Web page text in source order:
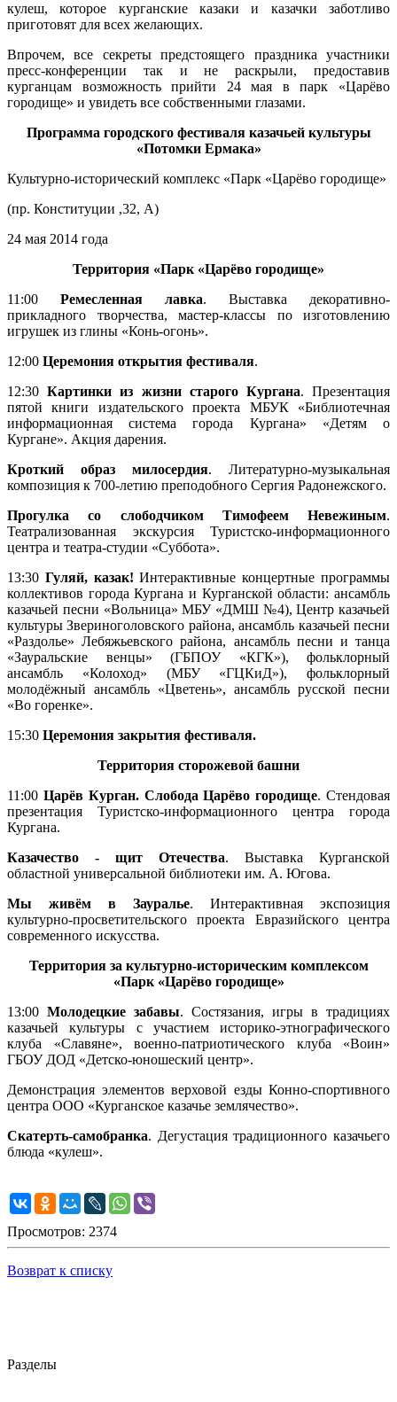
кулеш, которое курганские казаки и казачки заботливо
приготовят для всех желающих.
Впрочем, все секреты предстоящего праздника участники
пресс-конференции так и не раскрыли, предоставив
курганцам возможность прийти 24 мая в парк «Царёво
городище» и увидеть все собственными глазами.
Программа городского фестиваля казачьей культуры
«Потомки Ермака»
Культурно-исторический комплекс «Парк «Царёво городище»
(пр. Конституции ,32, А)
24 мая 2014 года
Территория «Парк «Царёво городище»
11:00 Ремесленная лавка. Выставка декоративно-
прикладного творчества, мастер-классы по изготовлению
игрушек из глины «Конь-огонь».
12:00 Церемония открытия фестиваля.
12:30Картинки из жизни старого Кургана. Презентация
пятой книги издательского проекта МБУК «Библиотечная
информационная система города Кургана» «Детям о
Кургане». Акция дарения.
Кроткий образ милосердия. Литературно-музыкальная
композиция к 700-летию преподобного Сергия Радонежского.
Прогулка со слободчиком Тимофеем Невежиным.
Театрализованная экскурсия Туристско-информационного
центра и театра-студии «Суббота».
13:30 Гуляй, казак! Интерактивные концертные программы
коллективов города Кургана и Курганской области: ансамбль
казачьей песни «Вольница» МБУ «ДМШ №4), Центр казачьей
культуры Звериноголовского района, ансамбль казачьей песни
«Раздолье» Лебяжьевского района, ансамбль песни и танца
«Зауральские венцы» (ГБПОУ «КГК»), фольклорный
ансамбль «Колоход» (МБУ «ГЦКиД»), фольклорный
молодёжный ансамбль «Цветень», ансамбль русской песни
«Во горенке».
15:30 Церемония закрытия фестиваля.
Территория сторожевой башни
11:00 Царёв Курган. Слобода Царёво городище. Стендовая
презентация Туристско-информационного центра города
Кургана.
Казачество - щит Отечества. Выставка Курганской
областной универсальной библиотеки им. А. Югова.
Мы живём в Зауралье. Интерактивная экспозиция
культурно-просветительского проекта Евразийского центра
современного искусства.
Территория за культурно-историческим комплексом
«Парк «Царёво городище»
13:00 Молодецкие забавы. Состязания, игры в традициях
казачьей культуры с участием историко-этнографического
клуба «Славяне», военно-патриотического клуба «Воин»
ГБОУ ДОД «Детско-юношеский центр».
Демонстрация элементов верховой езды Конно-спортивного
центра ООО «Курганское казачье землячество».
Скатерть-самобранка. Дегустация традиционного казачьего
блюда «кулеш».
Просмотров: 2374
Возврат к списку
Разделы